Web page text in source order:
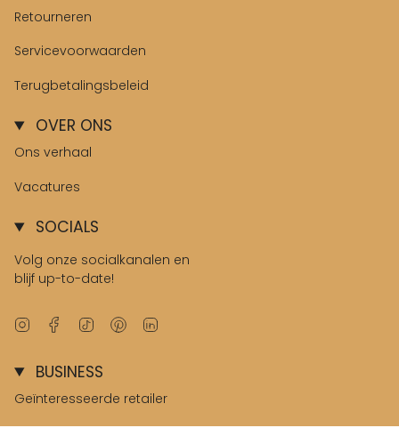
Retourneren
Servicevoorwaarden
Terugbetalingsbeleid
OVER ONS
Ons verhaal
Vacatures
SOCIALS
Volg onze socialkanalen en
blijf up-to-date!
InstagramFacebook
TikTok Pinterest
BUSINESS
Geïnteresseerde retailer